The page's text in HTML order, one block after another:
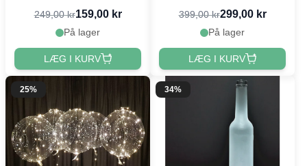
249,00 kr159,00 kr
På lager
LÆG I KURV
399,00 kr299,00 kr
På lager
LÆG I KURV
25% 34%